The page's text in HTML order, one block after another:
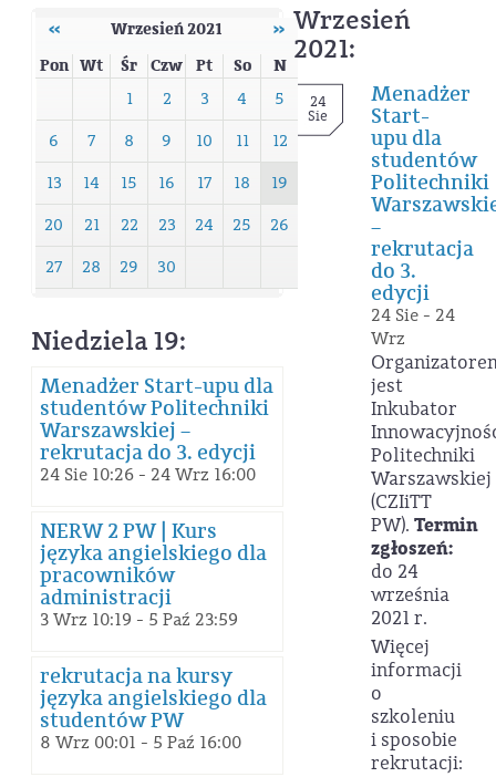
‹‹ Wrzesień 2021
››
Pon Wt Śr Czw Pt So N
1 2 3 4
5
6
7 8 9 10 11
12
13
14 15 16 17 18
19
20
21 22 23 24 25
26
27
28 29 30
Niedziela 19:
Menadżer Start-upu dla
studentów Politechniki
Warszawskiej –
rekrutacja do 3. edycji
24 Sie 10:26 - 24 Wrz 16:00
NERW 2 PW | Kurs
języka angielskiego dla
pracowników
administracji
3 Wrz 10:19 - 5 Paź 23:59
rekrutacja na kursy
języka angielskiego dla
studentów PW
8 Wrz 00:01 - 5 Paź 16:00
Wrzesień
2021:
24
Sie
Menadżer
Start-
upu dla
studentów
Politechniki
–
rekrutacja
do 3.
edycji
24 Sie - 24
Wrz
jest
Inkubator
Politechniki
Warszawskiej
(CZIiTT
PW). Termin
zgłoszeń:
do 24
września
2021 r.
Więcej
informacji
o
szkoleniu
i sposobie
rekrutacji: